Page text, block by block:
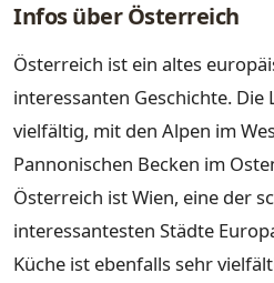
Infos über Österreich
Österreich ist ein altes
interessanten Geschichte. Die
vielfältig, mit den Alpen im
Pannonischen Becken im
Österreich ist Wien, eine der
interessantesten Städte
Küche ist ebenfalls sehr